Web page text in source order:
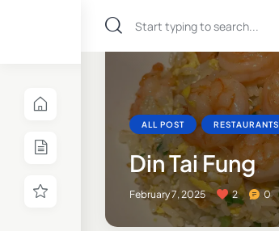
ALL POST RESTAURANTS
Din Tai Fung
February 7, 2025 2 0